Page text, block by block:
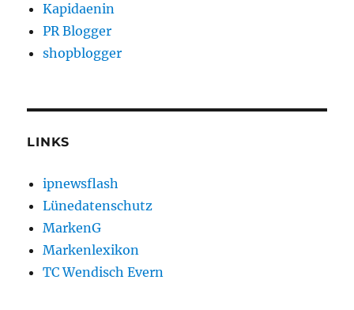
Kapidaenin
PR Blogger
shopblogger
LINKS
ipnewsflash
Lünedatenschutz
MarkenG
Markenlexikon
TC Wendisch Evern